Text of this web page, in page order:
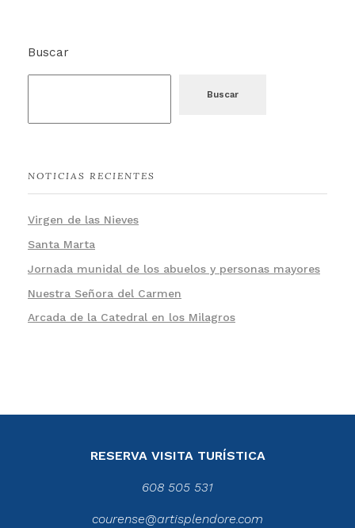
Buscar
Buscar
NOTICIAS RECIENTES
Virgen de las Nieves
Santa Marta
Jornada munidal de los abuelos y personas mayores
Nuestra Señora del Carmen
Arcada de la Catedral en los Milagros
RESERVA VISITA TURÍSTICA
608 505 531
courense@artisplendore.com